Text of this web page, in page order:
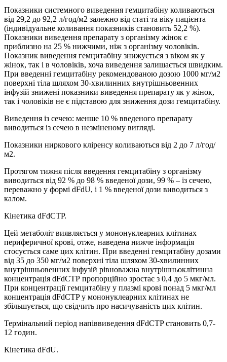
Показники системного виведення гемцитабіну коливаються
від 29,2 до 92,2 л/год/м2 залежно від статі та віку пацієнта
(індивідуальне коливання показників становить 52,2 %).
Показники виведення препарату з організму жінок є
приблизно на 25 % нижчими, ніж з організму чоловіків.
Показник виведення гемцитабіну знижується з віком як у
жінок, так і в чоловіків, хоча виведення залишається швидким.
При введенні гемцитабіну рекомендованою дозою 1000 мг/м2
поверхні тіла шляхом 30-хвилинних внутрішньовенних
інфузій знижені показники виведення препарату як у жінок,
так і чоловіків не є підставою для зниження дози гемцитабіну.
Виведення із сечею: менше 10 % введеного препарату
виводиться із сечею в незміненому вигляді.
Показники ниркового кліренсу коливаються від 2 до 7 л/год/
м2.
Протягом тижня після введення гемцитабіну з організму
виводиться від 92 % до 98 % введеної дози, 99 % – із сечею,
переважно у формі dFdU, і 1 % введеної дози виводиться з
калом.
Кінетика dFdСТР.
Цей метаболіт виявляється у мононуклеарних клітинах
периферичної крові, отже, наведена нижче інформація
стосується саме цих клітин. При введенні гемцитабіну дозами
від 35 до 350 мг/м2 поверхні тіла шляхом 30-хвилинних
внутрішньовенних інфузій рівноважна внутрішньоклітинна
концентрація dFdСТР пропорційно зростає з 0,4 до 5 мкг/мл.
При концентрації гемцитабіну у плазмі крові понад 5 мкг/мл
концентрація dFdCTP у мононуклеарних клітинах не
збільшується, що свідчить про насичуваність цих клітин.
Термінальний період напіввиведення dFdCTP становить 0,7-
12 годин.
Кінетика dFdU.